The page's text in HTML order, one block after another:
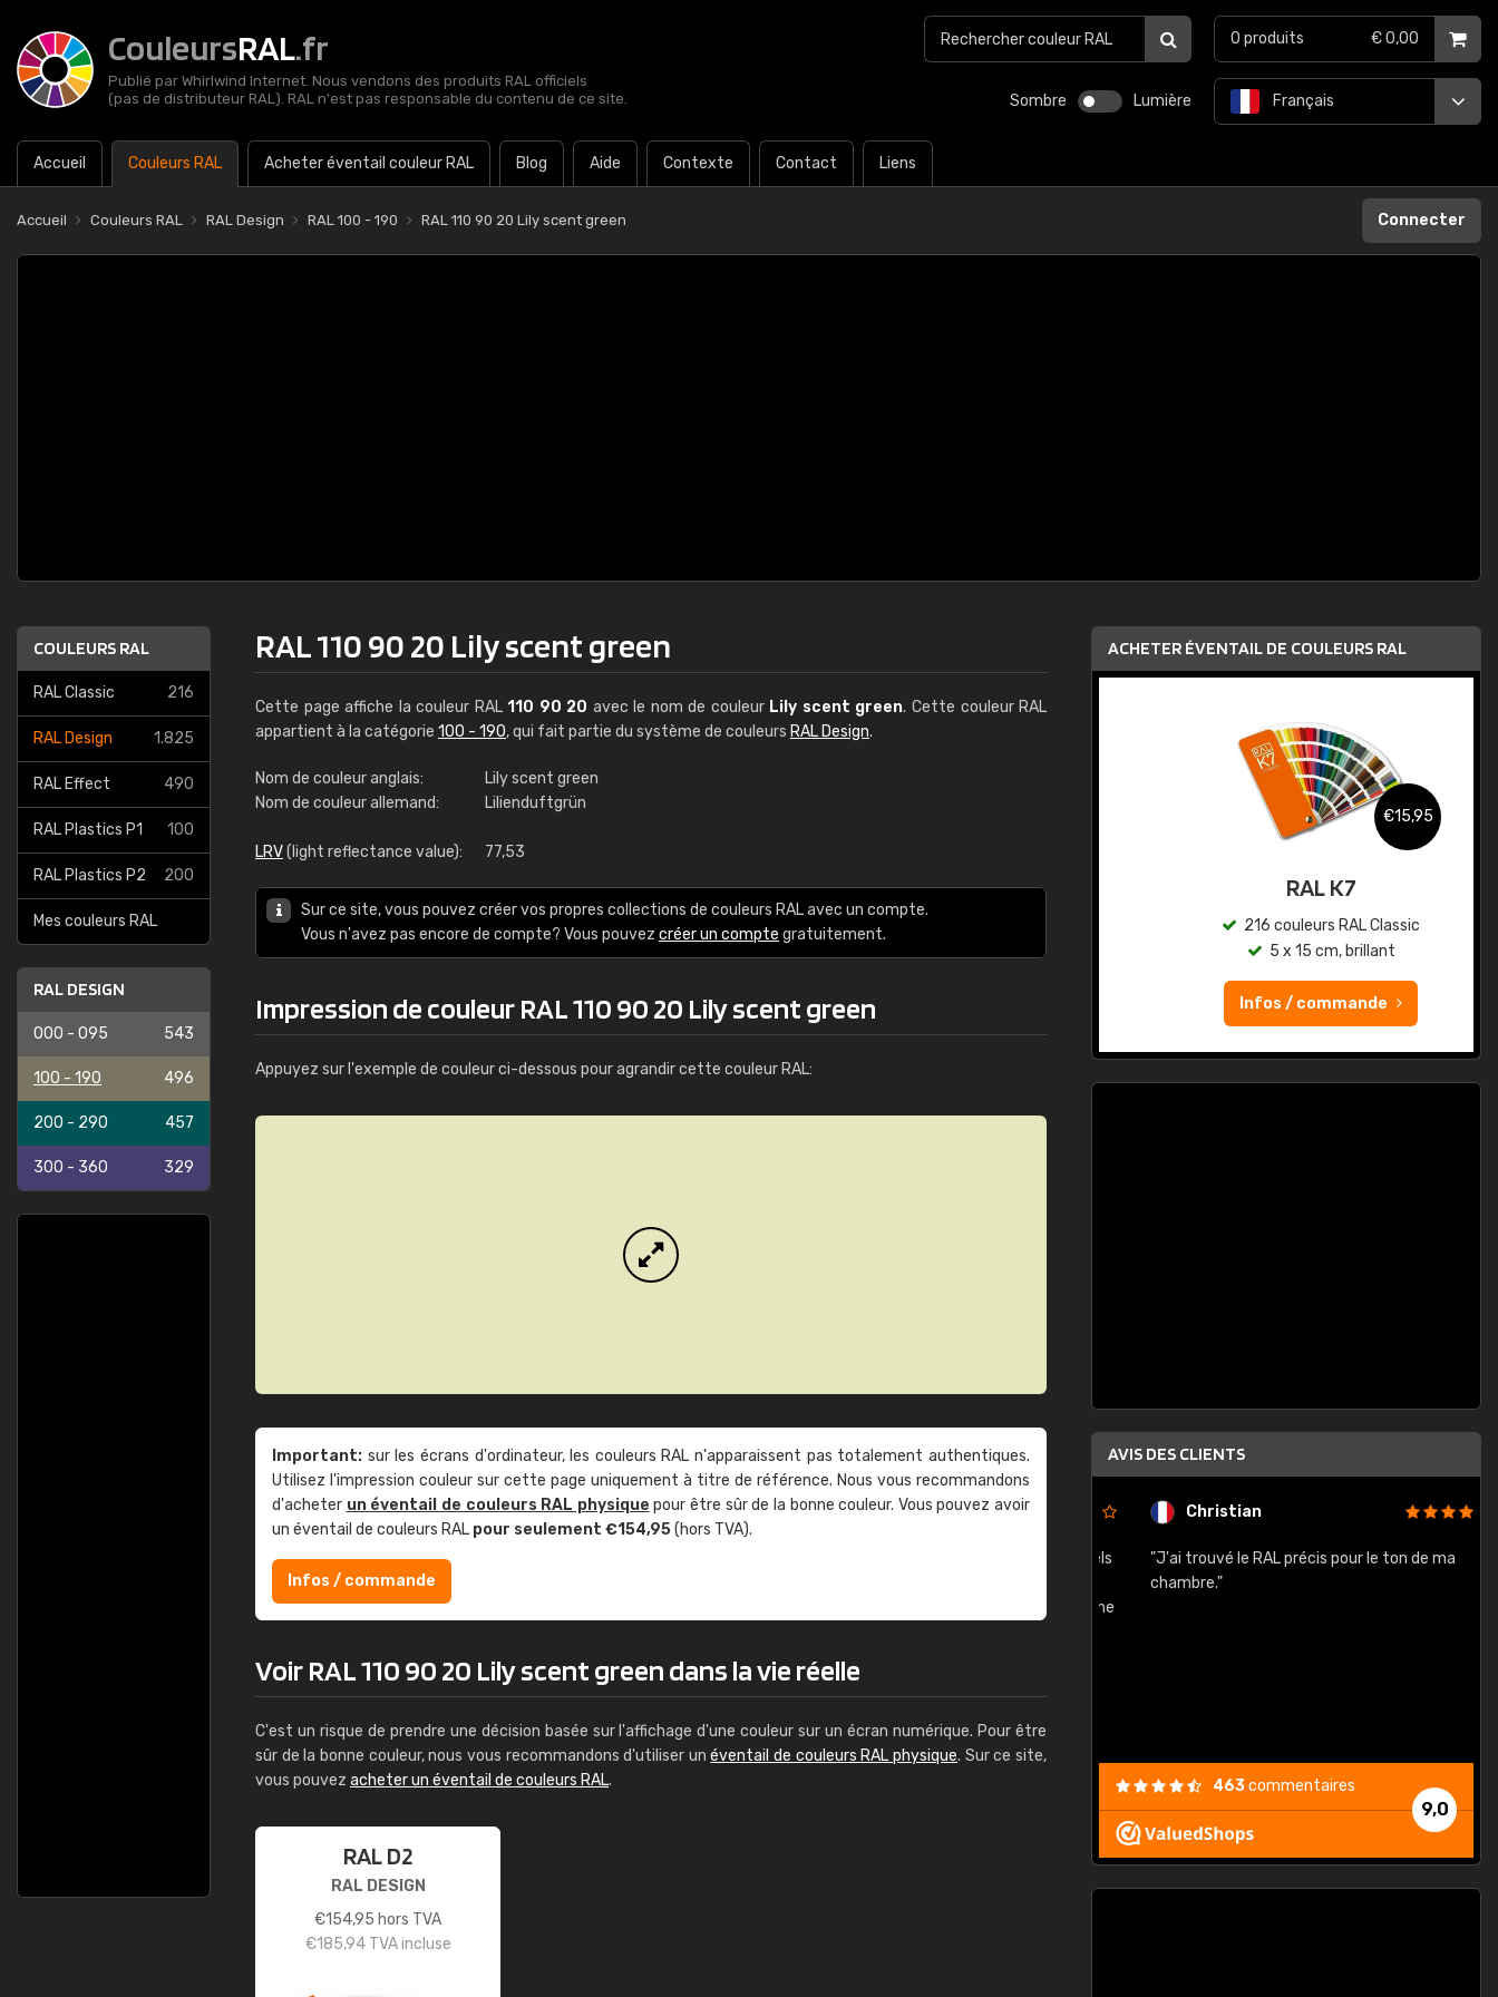
CouleursRAL.fr
Publié par Whirlwind Internet. Nous vendons des produits RAL officiels
(pas de distributeur RAL). RAL n'est pas responsable du contenu de ce site.
Sombre Lumière
Accueil Couleurs RAL Acheter éventail couleur RAL Blog Aide Contexte Contact Liens
Français
0 produits € 0,00
Accueil Couleurs RAL RAL Design RAL 100 - 190 RAL 110 90 20 Lily scent green Connecter
COULEURS RAL
RAL Classic 216
RAL Design 1.825
RAL Effect 490
RAL Plastics P1 100
RAL Plastics P2 200
Mes couleurs RAL
RAL DESIGN
000 - 095 543
100 - 190 496
200 - 290 457
300 - 360 329
RAL 110 90 20 Lily scent green
Cette page affiche la couleur RAL110 90 20 avec le nom de couleur Lily scent green. Cette couleur RAL
appartient à la catégorie 100 - 190, qui fait partie du système de couleurs RAL Design.
Nom de couleur anglais:
Lily scent green
Nom de couleur allemand:
Lilienduftgrün
LRV(light reflectance value): 77,53
Sur ce site, vous pouvez créer vos propres collections de couleurs RAL avec un compte.
Vous n'avez pas encore de compte? Vous pouvez créer un compte gratuitement.
Impression de couleur RAL 110 90 20 Lily scent green
Appuyez sur l'exemple de couleur ci-dessous pour agrandir cette couleur RAL:
Important: sur les écrans d'ordinateur, les couleurs RAL n'apparaissent pas totalement authentiques.
Utilisez l'impression couleur sur cette page uniquement à titre de référence. Nous vous recommandons
d'acheter un éventail de couleurs RAL physique pour être sûr de la bonne couleur. Vous pouvez avoir
un éventail de couleurs RAL pour seulement €154,95(hors TVA).
Infos / commande
Voir RAL 110 90 20 Lily scent green dans la vie réelle
C'est un risque de prendre une décision basée sur l'affichage d'une couleur sur un écran numérique. Pour être
sûr de la bonne couleur, nous vous recommandons d'utiliser unéventail de couleurs RAL physique. Sur ce site,
vous pouvez acheter un éventail de couleurs RAL.
RAL D2
RAL DESIGN
€154,95 hors TVA
€185,94TVA incluse
ACHETER ÉVENTAIL DE COULEURS RAL
RAL K7 à base d'eau
216 couleurs RAL Classic
Infos / commande
€15,95
RAL K7
216 couleurs RAL Classic
5 x 15 cm, brillant
Infos / commande
AVIS DES CLIENTS
Guillaume Euvrard Christian
"J'ai trouvé le RAL précis pour le ton de ma
chambre."
9,0
463commentaires